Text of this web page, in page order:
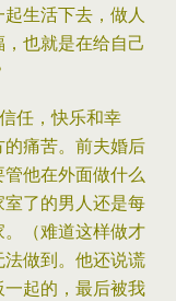
生活下去，做人
也就是在给自己
任，快乐和幸
痛苦。前夫婚后
他在外面做什么
了的男人还是每
（难道这样做才
做到。他还说谎
起的，最后被我